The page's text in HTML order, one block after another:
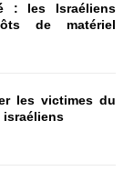
: les Israéliens
de matériel
les victimes du
israéliens